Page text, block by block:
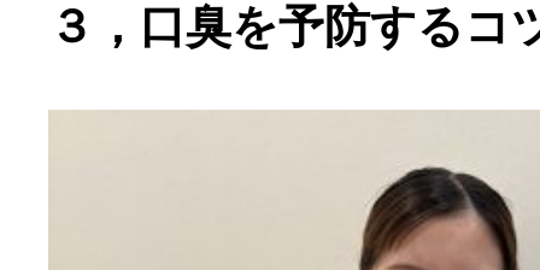
３，口臭を予防するコ